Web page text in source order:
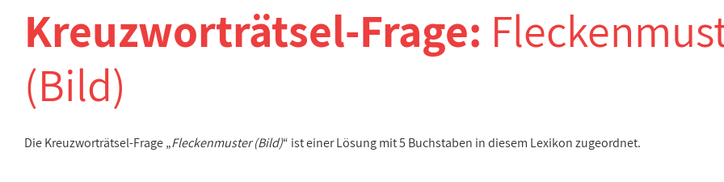
Kreuzworträtsel-Frage:
(Bild)
Die Kreuzworträtsel-Frage „Fleckenmuster (Bild)“ ist einer Lösung mit 5 Buchstaben in diesem Lexikon zugeordnet.